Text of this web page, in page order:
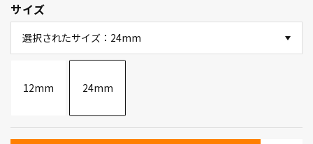
サイズ
選択されたサイズ：24mm
12mm 24mm